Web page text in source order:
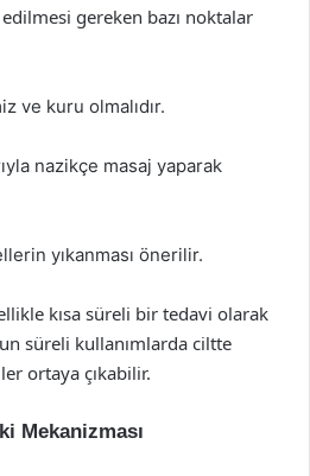
gereken bazı noktalar
ve kuru olmalıdır.
nazikçe masaj yaparak
yıkanması önerilir.
kısa süreli bir tedavi olarak
süreli kullanımlarda ciltte
ortaya çıkabilir.
Mekanizması